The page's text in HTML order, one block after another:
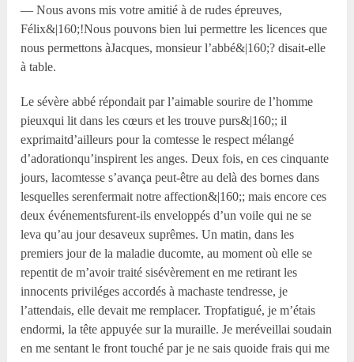
— Nous avons mis votre amitié à de rudes épreuves,
Félix&|160;!Nous pouvons bien lui permettre les licences que
nous permettons àJacques, monsieur l’abbé&|160;? disait-elle
à table.
Le sévère abbé répondait par l’aimable sourire de l’homme
pieuxqui lit dans les cœurs et les trouve purs&|160;; il
exprimaitd’ailleurs pour la comtesse le respect mélangé
d’adorationqu’inspirent les anges. Deux fois, en ces cinquante
jours, lacomtesse s’avança peut-être au delà des bornes dans
lesquelles serenfermait notre affection&|160;; mais encore ces
deux événementsfurent-ils enveloppés d’un voile qui ne se
leva qu’au jour desaveux suprêmes. Un matin, dans les
premiers jour de la maladie ducomte, au moment où elle se
repentit de m’avoir traité sisévèrement en me retirant les
innocents priviléges accordés à machaste tendresse, je
l’attendais, elle devait me remplacer. Tropfatigué, je m’étais
endormi, la tête appuyée sur la muraille. Je meréveillai soudain
en me sentant le front touché par je ne sais quoide frais qui me